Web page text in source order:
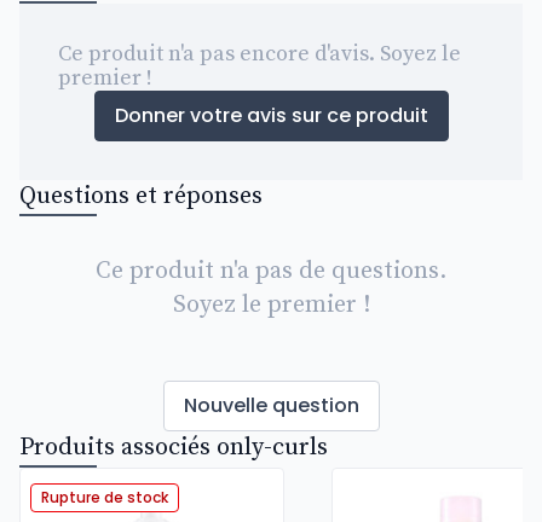
Ce produit n'a pas encore d'avis. Soyez le
premier !
Donner votre avis sur ce produit
Questions et réponses
Ce produit n'a pas de questions.
Soyez le premier !
Nouvelle question
Produits associés only-curls
Rupture de stock